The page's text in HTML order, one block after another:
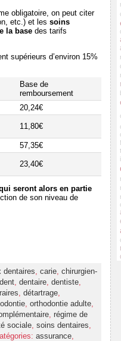
obligatoire, on peut citer
etc.) et les soins
la base des tarifs
supérieurs d’environ 15%
Base de
remboursement
20,24€
11,80€
57,35€
23,40€
seront alors en partie
de son niveau de
dentaires carie chirurgien-
dent dentaire dentiste
détartrage
orthodontie adulte
régime de
sociale soins dentaires
assurance